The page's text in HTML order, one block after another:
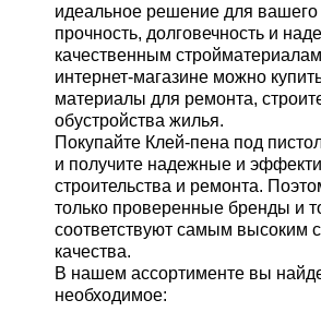
идеальное решение для
прочность, долговечность и
качественным
интернет-магазине можно
материалы для ремонта,
обустройства жилья.
Покупайте Клей-пена под
и получите надежные и
строительства и ремонта.
только проверенные бренды и
соответствуют самым высоким
качества.
В нашем ассортименте вы
необходимое: